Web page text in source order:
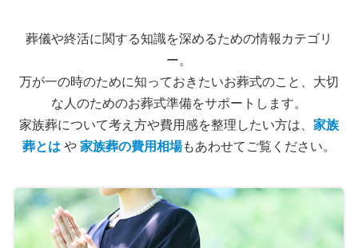
葬儀や終活に関する知識を深めるための情報カテゴリ
ー。
万が一の時のために知っておきたいお葬式のこと、大切
な人のためのお葬式準備をサポートします。
家族葬について考え方や費用感を整理したい方は、 家族
葬とはや家族葬の費用相場もあわせてご覧ください。